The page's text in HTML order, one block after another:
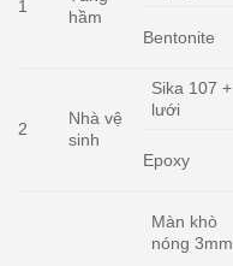
1
hầm
Bentonite
2
Nhà vệ
sinh
Sika 107 +
lưới
Epoxy
Màn khò
nóng 3mm